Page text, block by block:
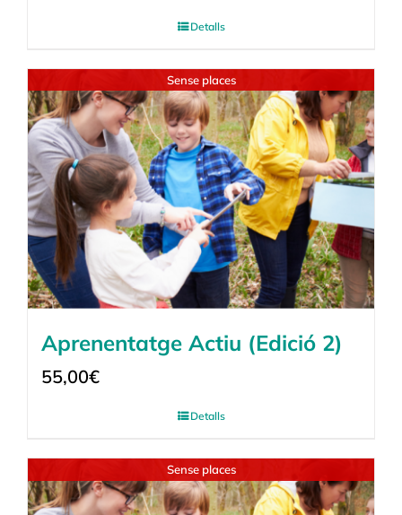
Detalls
Sense places
Aprenentatge Actiu (Edició 2)
55,00€
Detalls
Sense places